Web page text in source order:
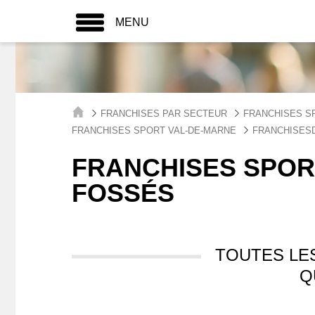
MENU
FRANCHISES PAR SECTEUR
FRANCHISES
FRANCHISES SPORT VAL-DE-MARNE
FRANCHISES
FOSSÉS
TOUTES